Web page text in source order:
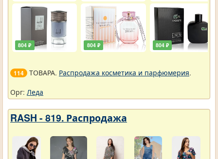
804 ₽ 804 ₽ 804 ₽
114 ТОВАРА. Распродажа косметика и парфюмерия.
Орг: Леда
RASH - 819. Распродажа